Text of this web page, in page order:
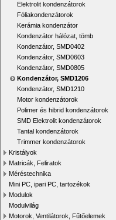
Elektrolit kondenzátorok
Fóliakondenzátorok
Kerámia kondenzátor
Kondenzátor hálózat, tömb
Kondenzátor, SMD0402
Kondenzátor, SMD0603
Kondenzátor, SMD0805
Kondenzátor, SMD1206
Kondenzátor, SMD1210
Motor kondenzátorok
Polimer és hibrid kondenzátorok
SMD Elektrolit kondenzátorok
Tantal kondenzátorok
Trimmer kondenzátorok
Kristályok
Matricák, Feliratok
Méréstechnika
Mini PC, ipari PC, tartozékok
Modulok
Modulvilág
Motorok, Ventilátorok, Fűtőelemek